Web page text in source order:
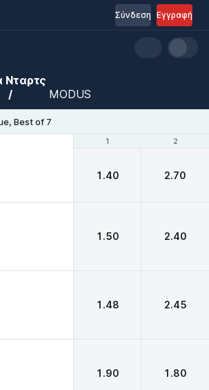
Εγγραφή
Σύνδεση
Νταρτς
MODUS
Best of 7
1 2
1 2
1.40 2.70
1.50 2.40
1.48 2.45
1.90 1.80